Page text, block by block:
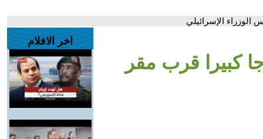
الإسرائيلي
كبيرا قرب مقر
اخر الافلام